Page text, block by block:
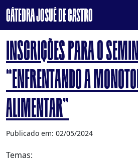
CÁTEDRA JOSUÉ DE CASTRO
DE SISTEMAS ALIMENTARES SAUDÁVEIS E SUSTENTÁVEIS
INSCRIÇÕES PARA O
“ENFRENTANDO A
ALIMENTAR”
Publicado em: 02/05/2024
Temas: